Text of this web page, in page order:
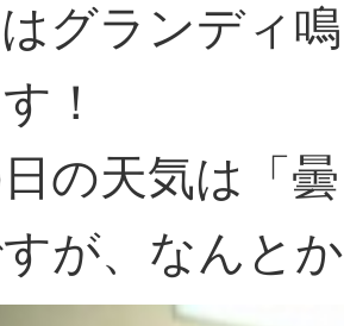
グランディ
！
の天気は「
が、なんと